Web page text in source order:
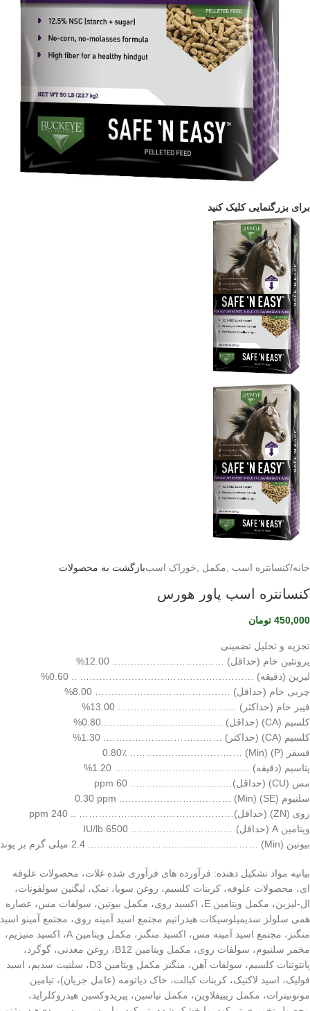
برای بزرگنمایی کلیک کنید
خانه/کنسانتره اسب ,مکمل ,خوراک اسببازگشت به محصولات
کنسانتره اسب پاور هورس
450,000 تومان
تجزیه و تحلیل تضمینی
پروتئین خام (حداقل) …………………………….. 12.00%
لیزین (دقیقه) ……………………………………………… .. 0.60%
چربی خام (حداقل) …………………………………… 8.00%
فیبر خام (حداکثر) ………………………………. 13.00%
کلسیم (CA) (حداقل) ………………………………..0.80%
کلسیم (CA) (حداکثر) ………………………………. 1.30%
فسفر (P) (Min) …………………………….. 0.80٪
پتاسیم (دقیقه) …………………………………… 1.20%
مس (CU) (حداقل)………………………….. 60 ppm
سلنیوم (SE) (Min) …………………………….. 0.30 ppm
روی (ZN) (حداقل)………………………………………… .. 240 ppm
ویتامین A (حداقل) ………………………….. 6500 IU/lb
بیوتین (Min) …………………………………………….. 2.4 میلی گرم بر پوند
بیانیه مواد تشکیل دهنده: فرآورده های فرآوری شده غلات، محصولات علوفه
ای، محصولات علوفه، کربنات کلسیم، روغن سویا، نمک، لیگنین سولفونات،
ال-لیزین، مکمل ویتامین E، اکسید روی، مکمل بیوتین، سولفات مس، عصاره
همی سلولز سدیمیلوسیکات هیدراتیم مجتمع اسید آمینه روی، مجتمع آمینو اسید
منگنز، مجتمع اسید آمینه مس، اکسید منگنز، مکمل ویتامین A، اکسید منیزیم،
مخمر سلنیوم، سولفات روی، مکمل ویتامین B12، روغن معدنی، گوگرد،
پانتوتنات کلسیم، سولفات آهن، منگنز مکمل ویتامین D3، سلنیت سدیم، اسید
فولیک، اسید لاکتیک، کربنات کبالت، خاک دیاتومه (عامل جریان)، تیامین
مونونیترات، مکمل ریبیفلاوین، مکمل نیاسین، پیریدوکسین هیدروکلراید،